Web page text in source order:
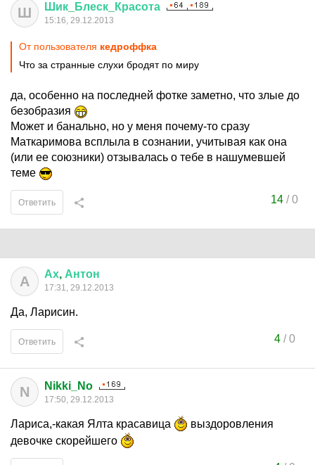
Ш Шик Блеск Красота
15:16, 29.12.2013
От пользователя кедроффка
Что за странные слухи бродят по миру
да, особенно на последней фотке заметно, что злые до
безобразия
Может и банально, но у меня почему-то сразу
Маткаримова всплыла в сознании, учитывая как она
(или ее союзники) отзывалась о тебе в нашумевшей
теме
14 /0
Ответить
А Ах, Антон
17:31, 29.12.2013
Да, Ларисин.
4/0
Ответить
N Nikki_No
17:50, 29.12.2013
Лариса,-какая Ялта красавица
выздоровления
девочке скорейшего